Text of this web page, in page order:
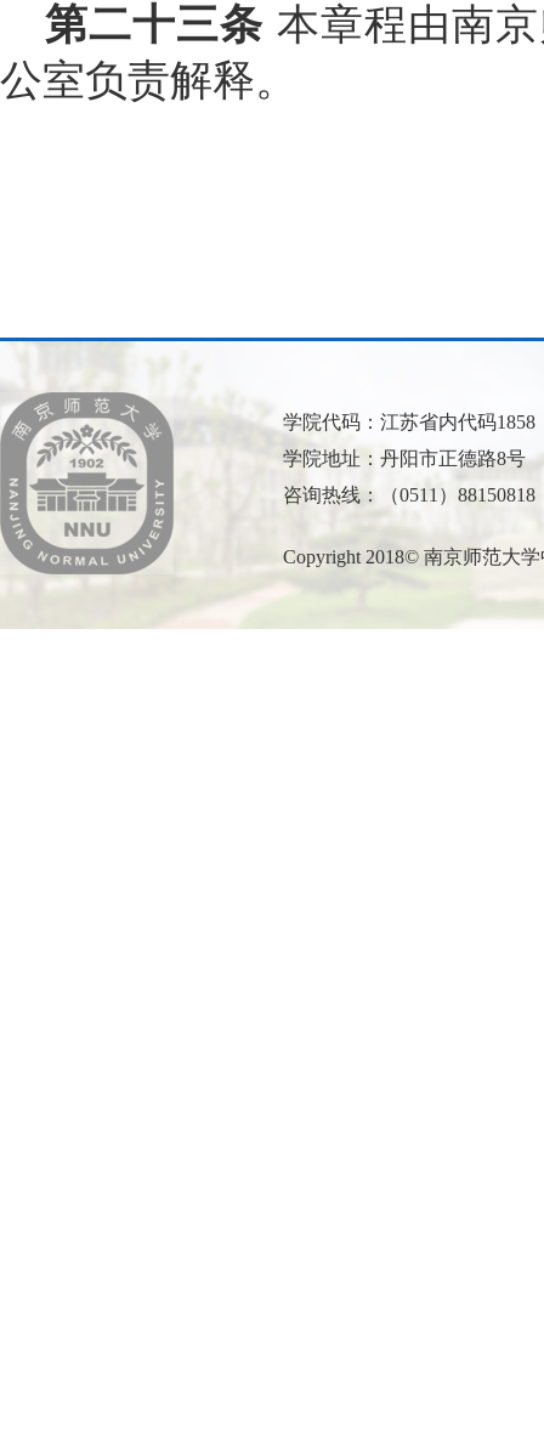
第二十三条 本章程由南
公室负责解释。
学院代码：江苏省内代码1858
学院地址：丹阳市正德路8号
咨询热线：（0511）88150818
Copyright 2018© 南京师范大